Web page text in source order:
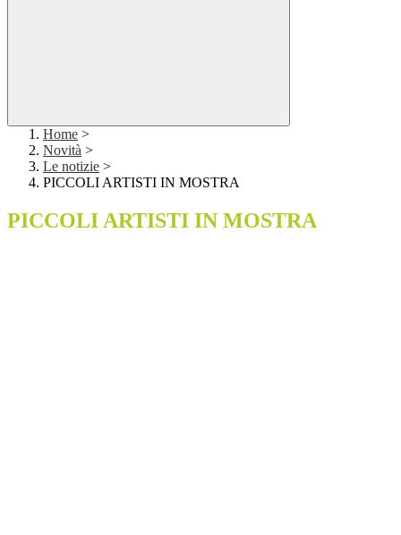
Home >
Novità >
Le notizie >
PICCOLI ARTISTI IN MOSTRA
PICCOLI ARTISTI IN MOSTRA